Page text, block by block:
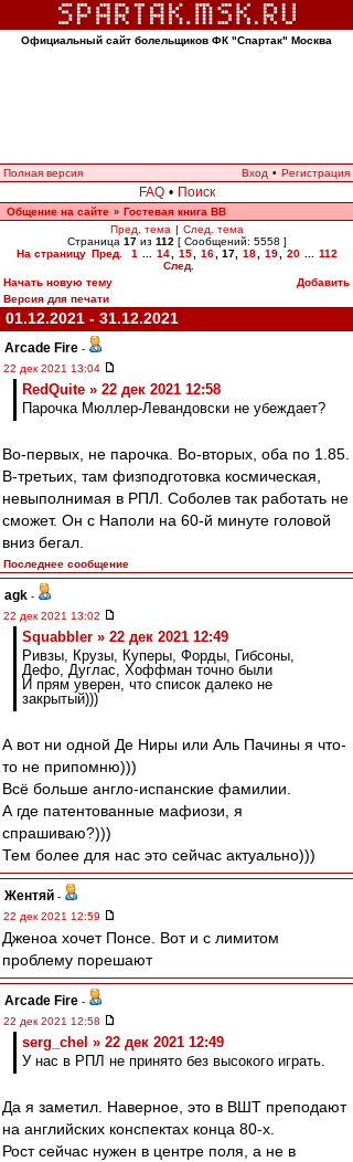
Официальный сайт болельщиков ФК "Спартак" Москва
Полная версия Вход • Регистрация
FAQ • Поиск
Общение на сайте » Гостевая книга ВВ
Пред. тема | След. тема
Страница 17из 112 [ Сообщений: 5558 ]
На страницу Пред. 1 14 15 16 17, 18 19 20
112
След.
Начать новую тему
Добавить
Версия для печати
01.12.2021 - 31.12.2021
Arcade Fire -
22 дек 2021 13:04
RedQuite » 22 дек 2021 12:58
Парочка Мюллер-Левандовски не убеждает?
Во-первых, не парочка. Во-вторых, оба по 1.85.
В-третьих, там физподготовка космическая,
невыполнимая в РПЛ. Соболев так работать не
сможет. Он с Наполи на 60-й минуте головой
вниз бегал.
Последнее сообщение
agk -
22 дек 2021 13:02
Squabbler » 22 дек 2021 12:49
Ривзы, Крузы, Куперы, Форды, Гибсоны,
Дефо, Дуглас, Хоффман точно были
И прям уверен, что список далеко не
закрытый)))
А вот ни одной Де Ниры или Аль Пачины я что-
то не припомню)))
Всё больше англо-испанские фамилии.
А где патентованные мафиози, я
спрашиваю?)))
Тем более для нас это сейчас актуально)))
Жентяй -
22 дек 2021 12:59
Дженоа хочет Понсе. Вот и с лимитом
проблему порешают
Arcade Fire -
22 дек 2021 12:58
serg_chel » 22 дек 2021 12:49
У нас в РПЛ не принято без высокого играть.
Да я заметил. Наверное, это в ВШТ преподают
на английских конспектах конца 80-х.
Рост сейчас нужен в центре поля, а не в